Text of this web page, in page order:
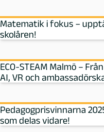
Matematik i fokus –
skolåren!
ECO-STEAM Malmö –
AI, VR och
Pedagogprisvinnarna
som delas vidare!